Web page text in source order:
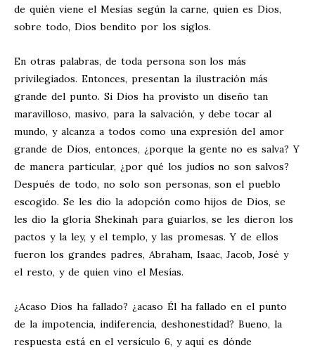
de quién viene el Mesías según la carne, quien es Dios,
sobre todo, Dios bendito por los siglos.
En otras palabras, de toda persona son los más
privilegiados. Entonces, presentan la ilustración más
grande del punto. Si Dios ha provisto un diseño tan
maravilloso, masivo, para la salvación, y debe tocar al
mundo, y alcanza a todos como una expresión del amor
grande de Dios, entonces, ¿porque la gente no es salva? Y
de manera particular, ¿por qué los judíos no son salvos?
Después de todo, no solo son personas, son el pueblo
escogido. Se les dio la adopción como hijos de Dios, se
les dio la gloria Shekinah para guiarlos, se les dieron los
pactos y la ley, y el templo, y las promesas. Y de ellos
fueron los grandes padres, Abraham, Isaac, Jacob, José y
el resto, y de quien vino el Mesías.
¿Acaso Dios ha fallado? ¿acaso Él ha fallado en el punto
de la impotencia, indiferencia, deshonestidad? Bueno, la
respuesta está en el versículo 6, y aquí es dónde